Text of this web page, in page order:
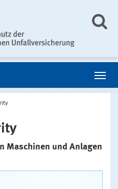
Maschinen und Anlagen